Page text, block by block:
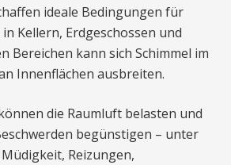
ideale Bedingungen für
in Kellern, Erdgeschossen und
Bereichen kann sich Schimmel im
Innenflächen ausbreiten.
die Raumluft belasten und
begünstigen – unter
Reizungen,